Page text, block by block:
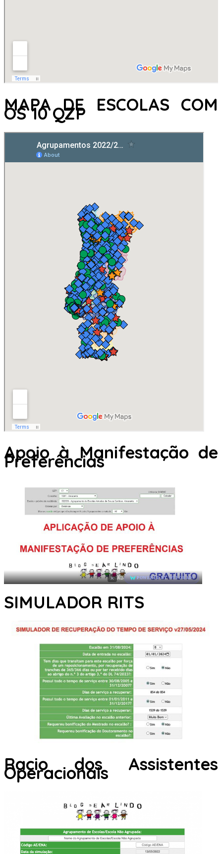
MAPA DE ESCOLAS COM
OS 10 QZP
Apoio à Manifestação de
Preferências
× AD POWERED BY WEFORADS
SIMULADOR RITS
Racio dos Assistentes
Operacionais